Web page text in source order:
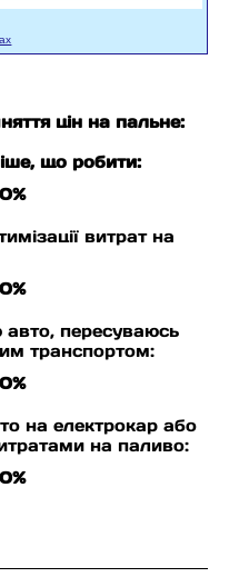
цін на пальне:
що робити:
витрат на
пересуваюсь
транспортом:
на електрокар або
на паливо: